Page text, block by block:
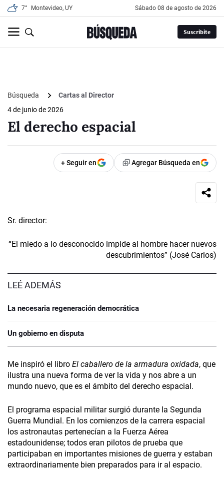
7° Montevideo, UY sábado 08 de agosto de 2026
Suscribite
Búsqueda
Cartas al Director
4 de junio de 2026
El derecho espacial
+ Seguir en Agregar Búsqueda en
Sr. director:
“El miedo a lo desconocido impide al hombre hacer nuevos
descubrimientos” (José Carlos)
LEÉ ADEMÁS
La necesaria regeneración democrática
Un gobierno en disputa
Me inspiró el libro El caballero de la armadura oxidada, que
ilustra una nueva forma de ver la vida y nos abre a un
mundo nuevo, que es el ámbito del derecho espacial.
El programa espacial militar surgió durante la Segunda
Guerra Mundial. En los comienzos de la carrera espacial
los astronautas pertenecían a la Fuerza Aérea
estadounidense; todos eran pilotos de prueba que
participaban en importantes misiones de guerra y estaban
extraordinariamente bien preparados para ir al espacio.